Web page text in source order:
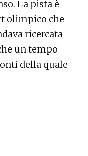
La pista è
olimpico che
ricercata
un tempo
della quale